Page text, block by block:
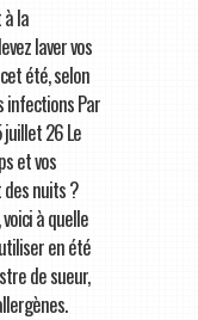
la
laver vos
été, selon
infections Par
juillet 26 Le
et vos
nuits ?
à quelle
en été
de sueur,